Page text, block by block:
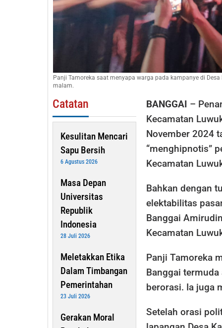
Panji Tamoreka saat menyapa warga pada kampanye di
malam.
Catatan
Kesulitan Mencari
Sapu Bersih
6 Agustus 2026
Masa Depan
Universitas
Republik
Indonesia
28 Juli 2026
Meletakkan Etika
Dalam Timbangan
Pemerintahan
23 Juli 2026
Gerakan Moral
BANGGAI –
Kecamatan
November 2024
“menghipnotis”
Kecamatan
Bahkan dengan
elektabilitas
Banggai
Kecamatan
Panji Tamoreka
Banggai
berorasi. Ia juga
Setelah orasi